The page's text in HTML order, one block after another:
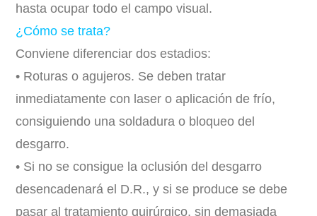
hasta ocupar todo el campo visual.
¿Cómo se trata?
Conviene diferenciar dos estadios:
• Roturas o agujeros. Se deben tratar
inmediatamente con laser o aplicación de frío,
consiguiendo una soldadura o bloqueo del
desgarro.
• Si no se consigue la oclusión del desgarro
desencadenará el D.R., y si se produce se debe
pasar al tratamiento quirúrgico, sin demasiada